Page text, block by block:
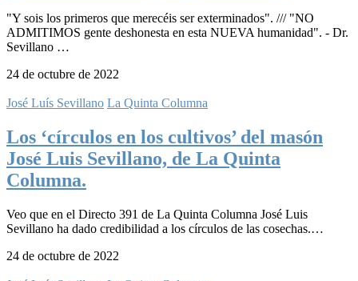
"Y sois los primeros que merecéis ser exterminados". /// "NO
ADMITIMOS gente deshonesta en esta NUEVA humanidad". - Dr.
Sevillano …
24 de octubre de 2022
José Luís Sevillano La Quinta Columna
Los ‘círculos en los cultivos’ del masón
José Luis Sevillano, de La Quinta
Columna.
Veo que en el Directo 391 de La Quinta Columna José Luis
Sevillano ha dado credibilidad a los círculos de las cosechas.…
24 de octubre de 2022